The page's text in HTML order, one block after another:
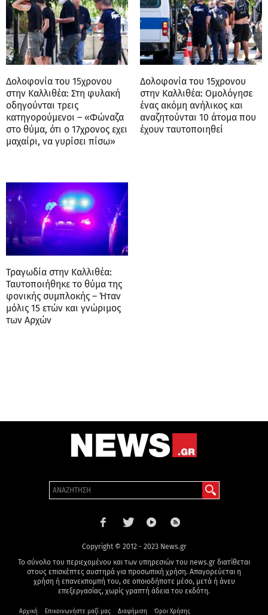
Δολοφονία του 15χρονου
στην Καλλιθέα: Στη φυλακή
οδηγούνται τρεις
κατηγορούμενοι – «Φώναζα
στο θύμα, ότι ο 17χρονος εχει
μαχαίρι, να γυρίσει πίσω»
Δολοφονία του 15χρονου
στην Καλλιθέα: Ομολόγησε
ένας ακόμη ανήλικος και
αναζητούνται 10 άτομα που
έχουν ταυτοποιηθεί
Τραγωδία στην Καλλιθέα:
Ταυτοποιήθηκε το θύμα της
φονικής συμπλοκής – Ήταν
μόλις 15 ετών και γνώριμος
των Αρχών
Copyright © 2012 - 2023 News.gr
Το σύνολο του περιεχομένου και των υπηρεσιών του news.gr διατίθεται
στους επισκέπτες αυστηρά για προσωπική χρήση. Απαγορεύεται η
χρήση ή επανεκπομπή του, σε οποιοδήποτε μέσο, μετά ή άνευ
επεξεργασίας, χωρίς γραπτή άδεια του εκδότη.
Αρχική Επικοινωνήστε μαζί μας Διαφήμιση Όροι Χρήσης